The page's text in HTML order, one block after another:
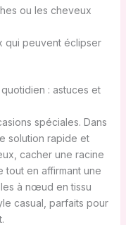
ou les cheveux
qui peuvent éclipser
: astuces et
spéciales. Dans
solution rapide et
cacher une racine
en affirmant une
à nœud en tissu
casual, parfaits pour